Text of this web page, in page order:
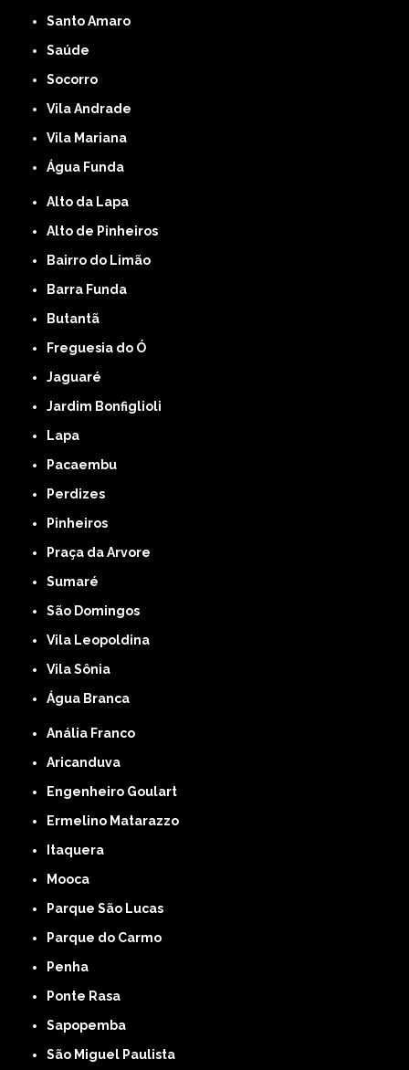
Santo Amaro
Saúde
Socorro
Vila Andrade
Vila Mariana
Água Funda
Alto da Lapa
Alto de Pinheiros
Bairro do Limão
Barra Funda
Butantã
Freguesia do Ó
Jaguaré
Jardim Bonfiglioli
Lapa
Pacaembu
Perdizes
Pinheiros
Praça da Arvore
Sumaré
São Domingos
Vila Leopoldina
Vila Sônia
Água Branca
Anália Franco
Aricanduva
Engenheiro Goulart
Ermelino Matarazzo
Itaquera
Mooca
Parque São Lucas
Parque do Carmo
Penha
Ponte Rasa
Sapopemba
São Miguel Paulista